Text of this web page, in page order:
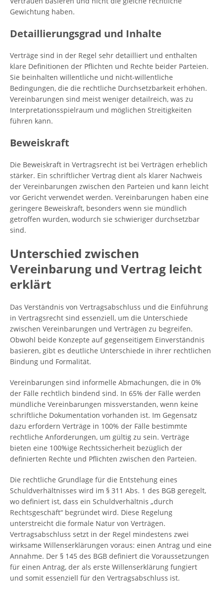
Gewichtung haben.
Detaillierungsgrad und Inhalte
Verträge sind in der Regel sehr detailliert und enthalten
klare Definitionen der Pflichten und Rechte beider Parteien.
Sie beinhalten willentliche und nicht-willentliche
Bedingungen, die die rechtliche Durchsetzbarkeit erhöhen.
Vereinbarungen sind meist weniger detailreich, was zu
Interpretationsspielraum und möglichen Streitigkeiten
führen kann.
Beweiskraft
Die Beweiskraft in Vertragsrecht ist bei Verträgen erheblich
stärker. Ein schriftlicher Vertrag dient als klarer Nachweis
der Vereinbarungen zwischen den Parteien und kann leicht
vor Gericht verwendet werden. Vereinbarungen haben eine
geringere Beweiskraft, besonders wenn sie mündlich
getroffen wurden, wodurch sie schwieriger durchsetzbar
sind.
Unterschied zwischen
Vereinbarung und Vertrag leicht
erklärt
Das Verständnis von Vertragsabschluss und die Einführung
in Vertragsrecht sind essenziell, um die Unterschiede
zwischen Vereinbarungen und Verträgen zu begreifen.
Obwohl beide Konzepte auf gegenseitigem Einverständnis
basieren, gibt es deutliche Unterschiede in ihrer rechtlichen
Bindung und Formalität.
Vereinbarungen sind informelle Abmachungen, die in 0%
der Fälle rechtlich bindend sind. In 65% der Fälle werden
mündliche Vereinbarungen missverstanden, wenn keine
schriftliche Dokumentation vorhanden ist. Im Gegensatz
dazu erfordern Verträge in 100% der Fälle bestimmte
rechtliche Anforderungen, um gültig zu sein. Verträge
bieten eine 100%ige Rechtssicherheit bezüglich der
definierten Rechte und Pflichten zwischen den Parteien.
Die rechtliche Grundlage für die Entstehung eines
Schuldverhältnisses wird im § 311 Abs. 1 des BGB geregelt,
wo definiert ist, dass ein Schuldverhältnis „durch
Rechtsgeschäft“ begründet wird. Diese Regelung
unterstreicht die formale Natur von Verträgen.
Vertragsabschluss setzt in der Regel mindestens zwei
wirksame Willenserklärungen voraus: einen Antrag und eine
Annahme. Der § 145 des BGB definiert die Voraussetzungen
für einen Antrag, der als erste Willenserklärung fungiert
und somit essenziell für den Vertragsabschluss ist.